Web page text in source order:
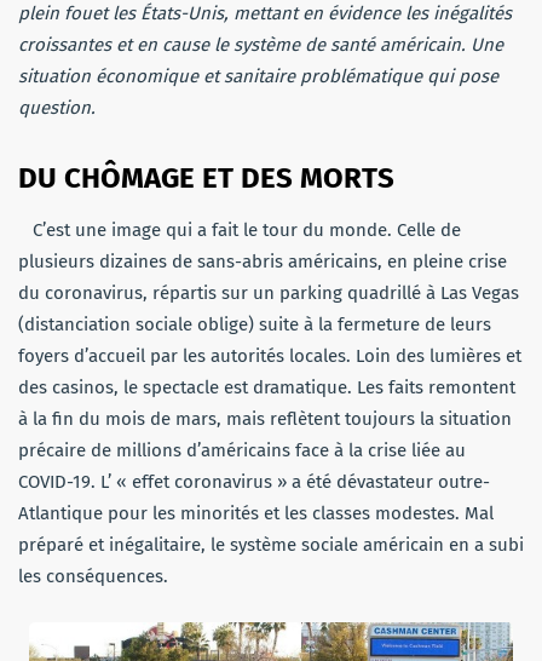
plein fouet les États-Unis, mettant en évidence les inégalités
croissantes et en cause le système de santé américain. Une
situation économique et sanitaire problématique qui pose
question.
DU CHÔMAGE ET DES MORTS
C’est une image qui a fait le tour du monde. Celle de
plusieurs dizaines de sans-abris américains, en pleine crise
du coronavirus, répartis sur un parking quadrillé à Las Vegas
(distanciation sociale oblige) suite à la fermeture de leurs
foyers d’accueil par les autorités locales. Loin des lumières et
des casinos, le spectacle est dramatique. Les faits remontent
à la fin du mois de mars, mais reflètent toujours la situation
précaire de millions d’américains face à la crise liée au
COVID-19. L’ « effet coronavirus » a été dévastateur outre-
Atlantique pour les minorités et les classes modestes. Mal
préparé et inégalitaire, le système sociale américain en a subi
les conséquences.